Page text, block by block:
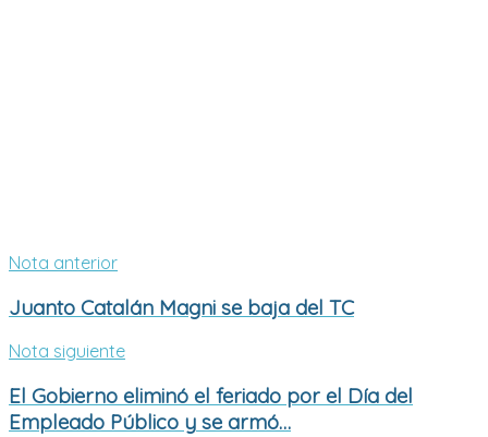
Nota anterior
Juanto Catalán Magni se baja del TC
Nota siguiente
El Gobierno eliminó el feriado por el Día del
Empleado Público y se armó…